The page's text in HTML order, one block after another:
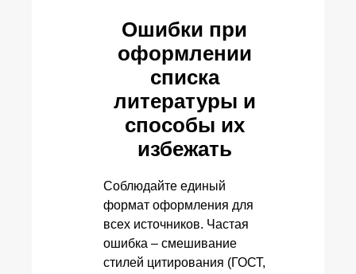
Ошибки при
оформлении
списка
литературы и
способы их
избежать
Соблюдайте единый
формат оформления для
всех источников. Частая
ошибка – смешивание
стилей цитирования (ГОСТ,